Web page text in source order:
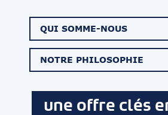
QUI SOMME-NOUS
NOTRE PHILOSOPHIE
une offre clés